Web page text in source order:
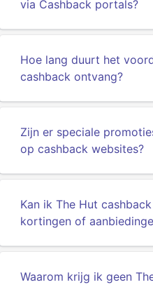
via Cashback portals?
Hoe lang duurt het
cashback ontvang?
Zijn er speciale
op cashback websites?
Kan ik The Hut
kortingen of
Waarom krijg ik geen